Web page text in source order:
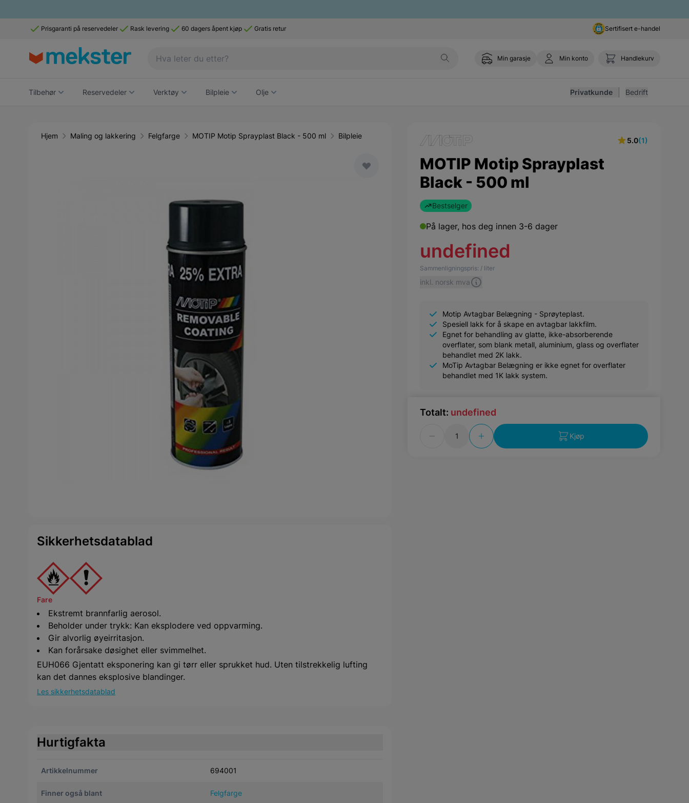
Prisgaranti på reservedeler Rask levering 60 dagers åpent kjøp Gratis retur Sertifisert e-handel
Min garasje Min konto Handlekurv
Tilbehør Reservedeler Verktøy Bilpleie Olje Privatkunde Bedrift
Hjem Maling og lakkering Felgfarge MOTIP Motip Sprayplast Black - 500 ml Bilpleie
5.0(1)
MOTIP Motip Sprayplast
Black - 500 ml
Bestselger
På lager, hos deg innen 3-6 dager
Totalt: undefined
Kjøp
undefined
Sammenligningspris: / liter
inkl. norsk mva
Motip Avtagbar Belægning - Sprøyteplast.
Spesiell lakk for å skape en avtagbar lakkfilm.
Egnet for behandling av glatte, ikke-absorberende
overflater, som blank metall, aluminium, glass og overflater
behandlet med 2K lakk.
MoTip Avtagbar Belægning er ikke egnet for overflater
behandlet med 1K lakk system.
Sikkerhetsdatablad
Fare
Ekstremt brannfarlig aerosol.
Beholder under trykk: Kan eksplodere ved oppvarming.
Gir alvorlig øyeirritasjon.
Kan forårsake døsighet eller svimmelhet.
EUH066 Gjentatt eksponering kan gi tørr eller sprukket hud. Uten tilstrekkelig lufting
kan det dannes eksplosive blandinger.
Les sikkerhetsdatablad
Hurtigfakta
Artikkelnummer 694001
Finner også blant Felgfarge